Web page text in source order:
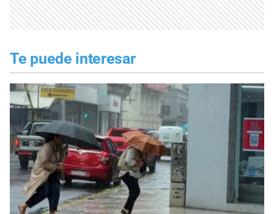
Te puede interesar